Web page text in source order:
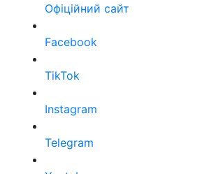
Офіційний сайт
Facebook
TikTok
Instagram
Telegram